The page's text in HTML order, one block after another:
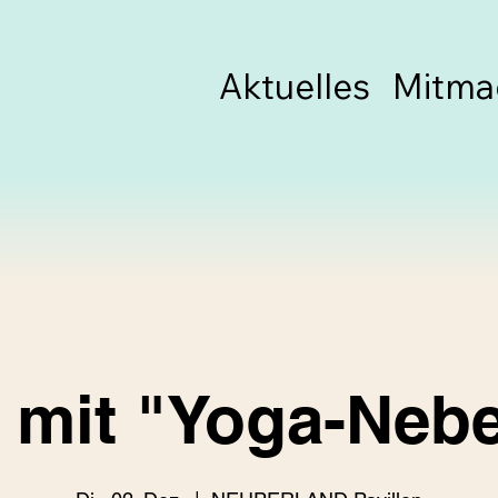
Aktuelles
mit "Yoga-